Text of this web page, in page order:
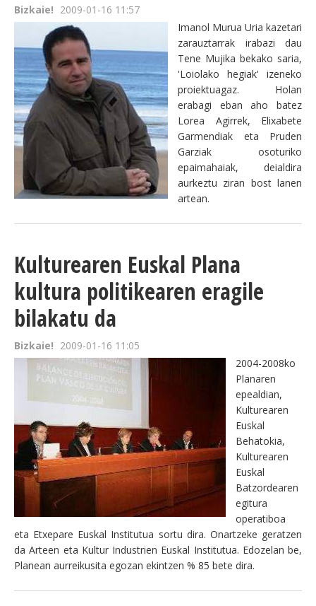
Bizkaie! 2009-01-16 11:57
Imanol Murua Uria kazetari
zarauztarrak irabazi dau
Tene Mujika bekako saria,
'Loiolako hegiak' izeneko
proiektuagaz. Holan
erabagi eban aho batez
Lorea Agirrek, Elixabete
Garmendiak eta Pruden
Garziak osoturiko
epaimahaiak, deialdira
aurkeztu ziran bost lanen
artean.
Kulturearen Euskal Plana
kultura politikearen eragile
bilakatu da
Bizkaie! 2009-01-16 11:05
2004-2008ko
Planaren
epealdian,
Kulturearen
Euskal
Behatokia,
Kulturearen
Euskal
Batzordearen
egitura
operatiboa
eta Etxepare Euskal Institutua sortu dira. Onartzeke geratzen
da Arteen eta Kultur Industrien Euskal Institutua. Edozelan be,
Planean aurreikusita egozan ekintzen % 85 bete dira.